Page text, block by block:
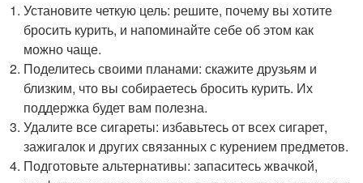
Установите четкую цель: решите, почему вы хотите
бросить курить, и напоминайте себе об этом как
можно чаще.
Поделитесь своими планами: скажите друзьям и
близким, что вы собираетесь бросить курить. Их
поддержка будет вам полезна.
Удалите все сигареты: избавьтесь от всех сигарет,
зажигалок и других связанных с курением предметов.
Подготовьте альтернативы: запаситесь жвачкой,